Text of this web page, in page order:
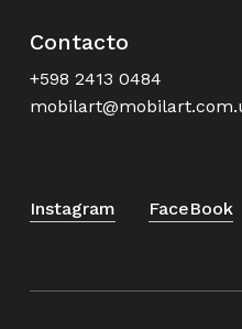
Contacto
+598 2413 0484
Instagram FaceBook